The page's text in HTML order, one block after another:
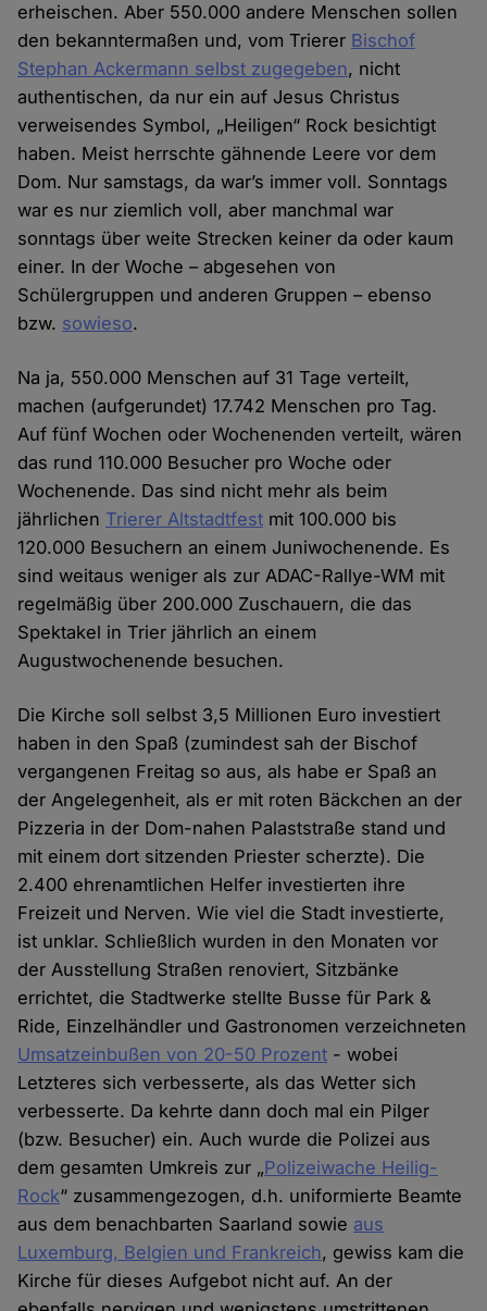
erheischen. Aber 550.000 andere Menschen sollen
den bekanntermaßen und, vom Trierer Bischof
Stephan Ackermann selbst zugegeben, nicht
authentischen, da nur ein auf Jesus Christus
verweisendes Symbol, „Heiligen“ Rock besichtigt
haben. Meist herrschte gähnende Leere vor dem
Dom. Nur samstags, da war’s immer voll. Sonntags
war es nur ziemlich voll, aber manchmal war
sonntags über weite Strecken keiner da oder kaum
einer. In der Woche – abgesehen von
Schülergruppen und anderen Gruppen – ebenso
bzw. sowieso.
Na ja, 550.000 Menschen auf 31 Tage verteilt,
machen (aufgerundet) 17.742 Menschen pro Tag.
Auf fünf Wochen oder Wochenenden verteilt, wären
das rund 110.000 Besucher pro Woche oder
Wochenende. Das sind nicht mehr als beim
jährlichen Trierer Altstadtfest mit 100.000 bis
120.000 Besuchern an einem Juniwochenende. Es
sind weitaus weniger als zur ADAC-Rallye-WM mit
regelmäßig über 200.000 Zuschauern, die das
Spektakel in Trier jährlich an einem
Augustwochenende besuchen.
Die Kirche soll selbst 3,5 Millionen Euro investiert
haben in den Spaß (zumindest sah der Bischof
vergangenen Freitag so aus, als habe er Spaß an
der Angelegenheit, als er mit roten Bäckchen an der
Pizzeria in der Dom-nahen Palaststraße stand und
mit einem dort sitzenden Priester scherzte). Die
2.400 ehrenamtlichen Helfer investierten ihre
Freizeit und Nerven. Wie viel die Stadt investierte,
ist unklar. Schließlich wurden in den Monaten vor
der Ausstellung Straßen renoviert, Sitzbänke
errichtet, die Stadtwerke stellte Busse für Park &
Ride, Einzelhändler und Gastronomen verzeichneten
Umsatzeinbußen von 20-50 Prozent - wobei
Letzteres sich verbesserte, als das Wetter sich
verbesserte. Da kehrte dann doch mal ein Pilger
(bzw. Besucher) ein. Auch wurde die Polizei aus
dem gesamten Umkreis zur „Polizeiwache Heilig-
Rock“ zusammengezogen, d.h. uniformierte Beamte
aus dem benachbarten Saarland sowie aus
Luxemburg, Belgien und Frankreich, gewiss kam die
Kirche für dieses Aufgebot nicht auf. An der